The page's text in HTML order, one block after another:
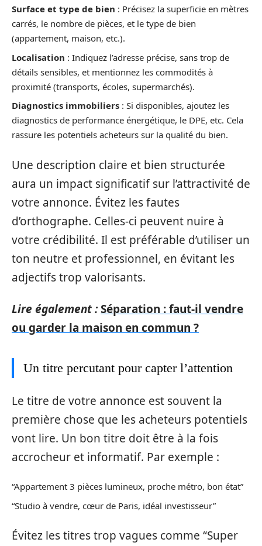
Surface et type de bien : Précisez la superficie en mètres
carrés, le nombre de pièces, et le type de bien
(appartement, maison, etc.).
Localisation : Indiquez l’adresse précise, sans trop de
détails sensibles, et mentionnez les commodités à
proximité (transports, écoles, supermarchés).
Diagnostics immobiliers : Si disponibles, ajoutez les
diagnostics de performance énergétique, le DPE, etc. Cela
rassure les potentiels acheteurs sur la qualité du bien.
Une description claire et bien structurée
aura un impact significatif sur l’attractivité de
votre annonce. Évitez les fautes
d’orthographe. Celles-ci peuvent nuire à
votre crédibilité. Il est préférable d’utiliser un
ton neutre et professionnel, en évitant les
adjectifs trop valorisants.
Lire également :Séparation : faut-il vendre
ou garder la maison en commun ?
Un titre percutant pour capter l’attention
Le titre de votre annonce est souvent la
première chose que les acheteurs potentiels
vont lire. Un bon titre doit être à la fois
accrocheur et informatif. Par exemple :
“Appartement 3 pièces lumineux, proche métro, bon état”
“Studio à vendre, cœur de Paris, idéal investisseur”
Évitez les titres trop vagues comme “Super